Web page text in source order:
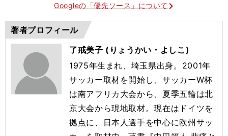
Googleの「優先ソース」について
著者プロフィール
了戒美子 (りょうかい・よしこ)
1975年生まれ、埼玉県出身。2001年
サッカー取材を開始し、サッカーW杯
は南アフリカ大会から、夏季五輪は北
京大会から現地取材。現在はドイツを
拠点に、日本人選手を中心に欧州サッ